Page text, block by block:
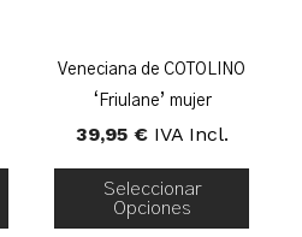
Veneciana de COTOLINO
‘Friulane’ mujer
39,95 € IVA Incl.
Seleccionar
Opciones